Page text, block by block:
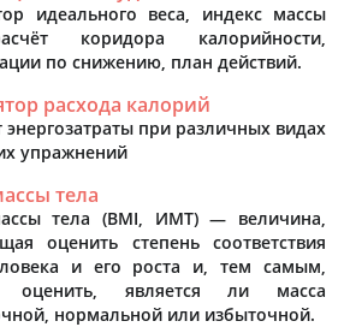
идеального веса, индекс массы
коридора калорийности,
по снижению, план действий.
расхода калорий
энергозатраты при различных видах
упражнений
тела
тела (BMI, ИМТ) — величина,
оценить степень соответствия
и его роста и, тем самым,
оценить, является ли масса
нормальной или избыточной.